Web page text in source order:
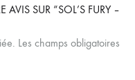
AVIS SUR “SOL’S FURY –
Les champs obligatoires